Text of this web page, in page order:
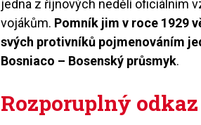
jedna z říjnových nedělí oficiálním
vojákům. Pomník jim v roce 1929
svých protivníků pojmenováním
Bosniaco – Bosenský průsmyk.
Rozporuplný odkaz